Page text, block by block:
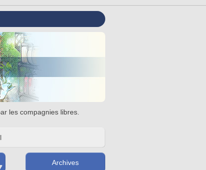
les compagnies libres.
Archives